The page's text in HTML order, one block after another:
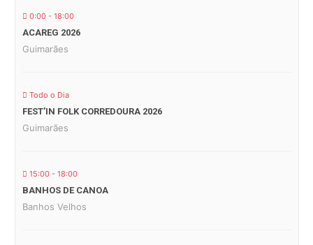
0:00 - 18:00
ACAREG 2026
Guimarães
Todo o Dia
FEST’IN FOLK CORREDOURA 2026
Guimarães
15:00 - 18:00
BANHOS DE CANOA
Banhos Velhos